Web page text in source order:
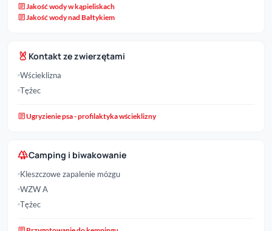
article Jakość wody w kąpieliskach
article Jakość wody nad Bałtykiem
cruelty_free Kontakt ze zwierzętami
Wścieklizna
Tężec
articleUgryzienie psa - profilaktyka wścieklizny
forestCamping i biwakowanie
Kleszczowe zapalenie mózgu
WZW A
Tężec